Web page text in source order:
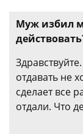
Муж избил
отдавать не
сделает все
отдали. Что